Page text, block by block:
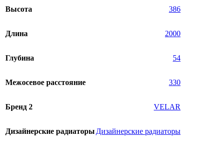
Высота 386
Длина 2000
Глубина 54
Межосевое расстояние 330
Бренд 2 VELAR
Дизайнерские радиаторы Дизайнерские радиаторы